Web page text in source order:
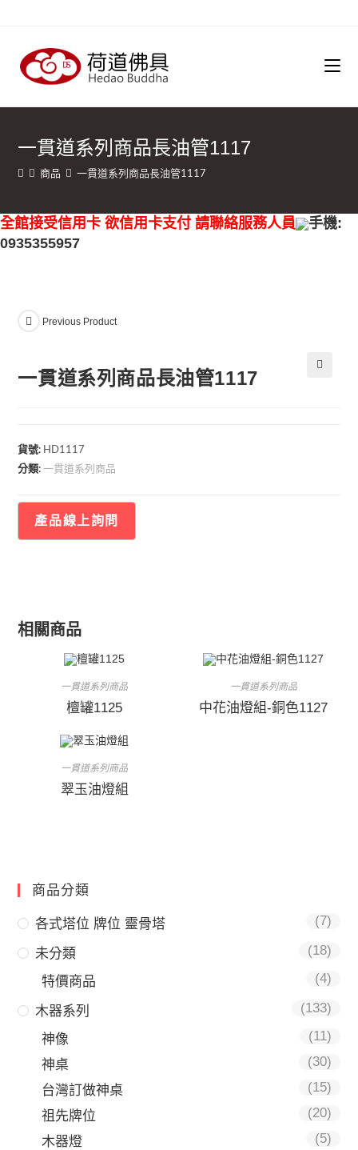
一貫道系列商品長油管1117
商品 一貫道系列商品長油管1117
全館接受信用卡 欲信用卡支付 請聯絡服務人員
手機:
0935355957
Previous Product
一貫道系列商品長油管1117
貨號: HD1117
分類:一貫道系列商品
相關商品
一貫道系列商品
檀罐1125
一貫道系列商品
中花油燈組-銅色1127
一貫道系列商品
翠玉油燈組
商品分類
各式塔位 牌位 靈骨塔 (7)
未分類 (18)
特價商品 (4)
木器系列 (133)
神像
(11)
神桌
(30)
台灣訂做神桌
(15)
祖先牌位
(20)
木器燈
(5)